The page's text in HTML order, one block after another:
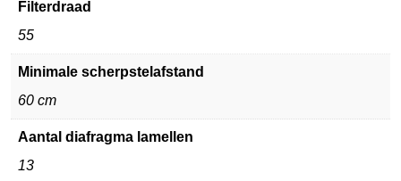
Filterdraad
55
Minimale scherpstelafstand
60 cm
Aantal diafragma lamellen
13